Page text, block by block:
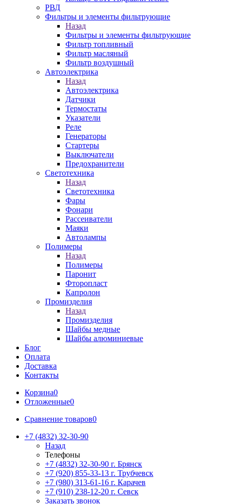
РВД
Фильтры и элементы фильтрующие
Назад
Фильтры и элементы фильтрующие
Фильтр топливный
Фильтр масляный
Фильтр воздушный
Автоэлектрика
Назад
Автоэлектрика
Датчики
Термостаты
Указатели
Реле
Генераторы
Стартеры
Выключатели
Предохранители
Светотехника
Назад
Светотехника
Фары
Фонари
Рассеиватели
Маяки
Автолампы
Полимеры
Назад
Полимеры
Паронит
Фторопласт
Капролон
Промизделия
Назад
Промизделия
Шайбы медные
Шайбы алюминиевые
Блог
Оплата
Доставка
Контакты
Корзина0
Отложенные0
Сравнение товаров0
+7 (4832) 32-30-90
Назад
Телефоны
+7 (4832) 32-30-90 г. Брянск
+7 (920) 855-33-13 г. Трубчевск
+7 (980) 313-61-16 г. Карачев
+7 (910) 238-12-20 г. Севск
Заказать звонок